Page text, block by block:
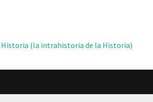
Historia (la intrahistoria de la Historia)